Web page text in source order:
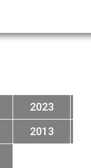
2023
2013